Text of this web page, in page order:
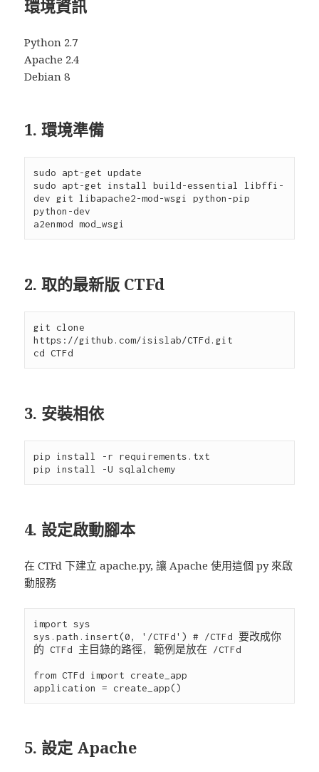
環境資訊
Python 2.7
Apache 2.4
Debian 8
1. 環境準備
sudo apt-get update
sudo apt-get install build-essential libffi-
dev git libapache2-mod-wsgi python-pip
python-dev
2. 取的最新版 CTFd
git clone
https://github.com/isislab/CTFd.git
3. 安裝相依
pip install -r requirements.txt
4. 設定啟動腳本
在 CTFd 下建立 apache.py, 讓 Apache 使用這個 py 來啟
動服務
import sys
sys.path.insert(0, '/CTFd') # /CTFd 要改成你
的 CTFd 主目錄的路徑, 範例是放在 /CTFd
from CTFd import create_app
5. 設定 Apache